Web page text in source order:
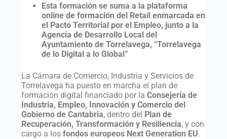
Esta formación se suma a la plataforma
online de formación del Retail enmarcada en
el Pacto Territorial por el Empleo, junto a la
Agencia de Desarrollo Local del
Ayuntamiento de Torrelavega, “Torrelavega
de lo Digital a lo Global”
La Cámara de Comercio, Industria y Servicios de
Torrelavega ha puesto en marcha el plan de
formación digital financiado por la Consejería de
Industria, Empleo, Innovación y Comercio del
Gobierno de Cantabria, dentro del Plan de
Recuperación, Transformación y Resiliencia, y con
cargo a los fondos europeos Next Generation EU.